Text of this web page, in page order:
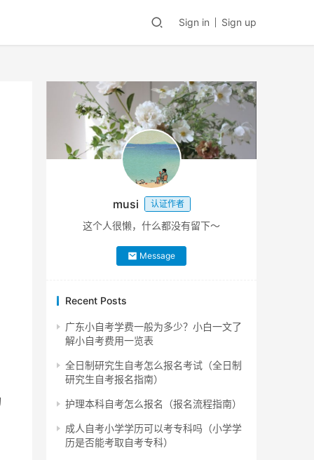
Sign in Sign up
musi 认证作者
这个人很懒，什么都没有留下～
Message
Recent Posts
广东小自考学费一般为多少？小白一文了
解小自考费用一览表
全日制研究生自考怎么报名考试（全日制
研究生自考报名指南）
护理本科自考怎么报名（报名流程指南）
成人自考小学学历可以考专科吗（小学学
历是否能考取自考专科）